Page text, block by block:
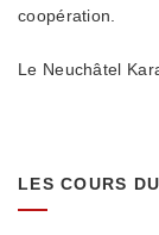
coopération.
Le Neuchâtel
LES COURS